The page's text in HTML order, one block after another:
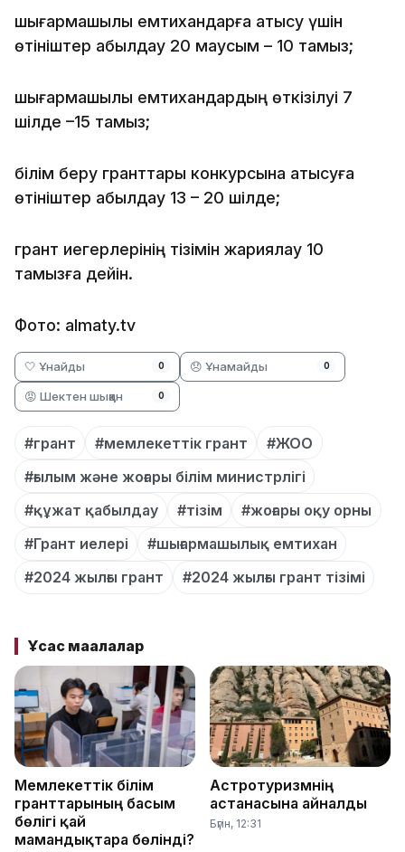
шығармашылық емтихандарға қатысу үшін
өтініштер қабылдау 20 маусым – 10 тамыз;
шығармашылық емтихандардың өткізілуі 7
шілде –15 тамыз;
білім беру гранттары конкурсына қатысуға
өтініштер қабылдау 13 – 20 шілде;
грант иегерлерінің тізімін жариялау 10
тамызға дейін.
Фото: almaty.tv
🤍 Ұнайды 0 😞 Ұнамайды 0
😡 Шектен шыққан 0
#грант #мемлекеттік грант
#ЖОО
#ғылым және жоғары білім министрлігі
#құжат қабылдау
#тізім
#жоғары оқу орны
#Грант иелері
#шығармашылық емтихан
#2024 жылғы грант
#2024 жылғы грант тізімі
Ұқсас мақалалар
Мемлекеттік білім
гранттарының басым
бөлігі қай
мамандықтарға бөлінді?
Астротуризмнің
астанасына айналды
Бүгін, 12:31